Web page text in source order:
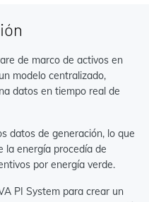
de marco de activos en
modelo centralizado,
datos en tiempo real de
datos de generación, lo que
la energía procedía de
por energía verde.
PI System para crear un